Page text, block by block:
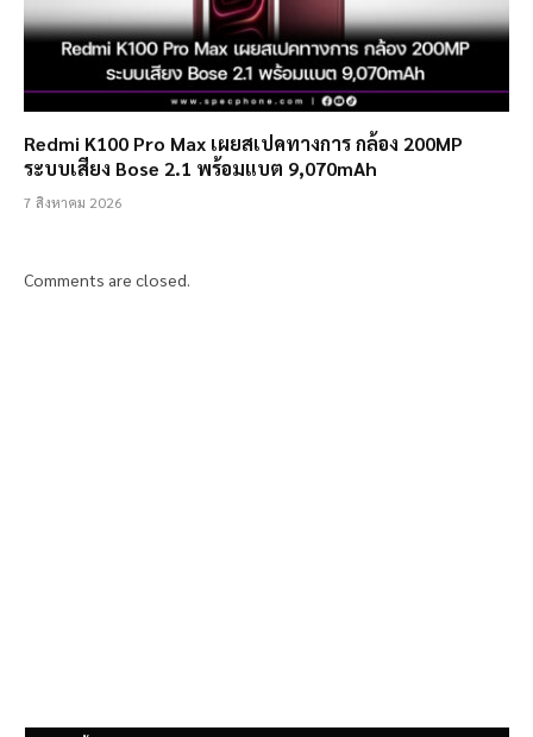
Redmi K100 Pro Max เผยสเปคทางการ กล้อง 200MP
ระบบเสียง Bose 2.1 พร้อมแบต 9,070mAh
7 สิงหาคม 2026
Comments are closed.